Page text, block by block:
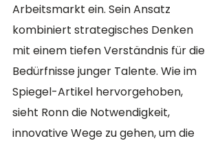
Arbeitsmarkt ein. Sein Ansatz
kombiniert strategisches Denken
mit einem tiefen Verständnis für die
Bedürfnisse junger Talente. Wie im
Spiegel-Artikel hervorgehoben,
sieht Ronn die Notwendigkeit,
innovative Wege zu gehen, um die